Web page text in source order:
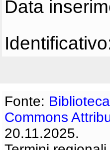
Data
Fonte:
Commons
20.11.2025.